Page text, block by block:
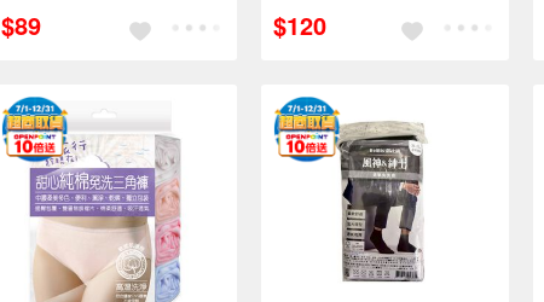
$89 $120